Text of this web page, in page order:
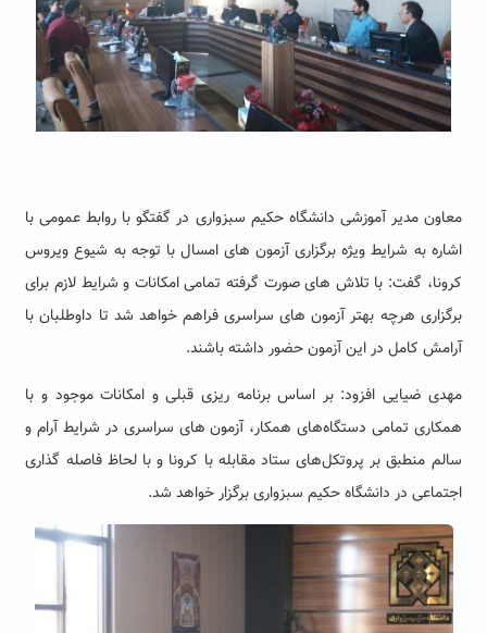
معاون مدیر آموزشی دانشگاه حکیم سبزواری در گفتگو با روابط عمومی با
اشاره به شرایط ویژه برگزاری آزمون های امسال با توجه به شیوع ویروس
کرونا، گفت: با تلاش های صورت گرفته تمامی امکانات و شرایط لازم برای
برگزاری هرچه بهتر آزمون های سراسری فراهم خواهد شد تا داوطلبان با
آرامش کامل در این آزمون حضور داشته باشند.
مهدی ضیایی افزود: بر اساس برنامه ریزی قبلی و امکانات موجود و با
همکاری تمامی دستگاه‌های همکار، آزمون های سراسری در شرایط آرام و
سالم منطبق بر پروتکل‌های ستاد مقابله با کرونا و با لحاظ فاصله گذاری
اجتماعی در دانشگاه حکیم سبزواری برگزار خواهد شد.